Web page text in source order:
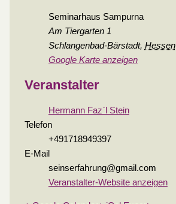
Seminarhaus Sampurna
Am Tiergarten 1
Schlangenbad-Bärstadt, Hessen
Google Karte anzeigen
Veranstalter
Hermann Faz`l Stein
Telefon
+491718949397
E-Mail
seinserfahrung@gmail.com
Veranstalter-Website anzeigen